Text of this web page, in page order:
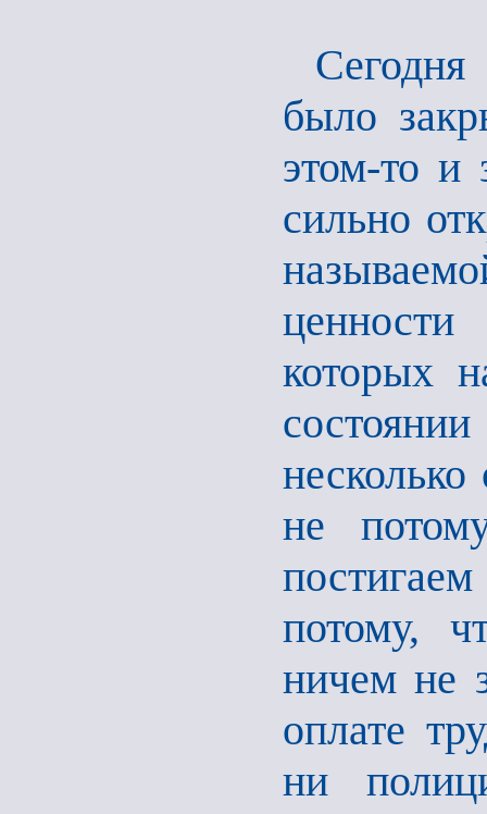
было
этом-то и
сильно
которых
не
потому,
ничем не
оплате
ни